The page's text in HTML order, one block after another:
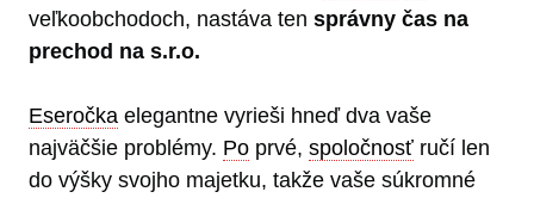
veľkoobchodoch, nastáva ten správny čas na
prechod na s.r.o.
Eseročka elegantne vyrieši hneď dva vaše
najväčšie problémy. Po prvé, spoločnosť ručí len
do výšky svojho majetku, takže vaše súkromné